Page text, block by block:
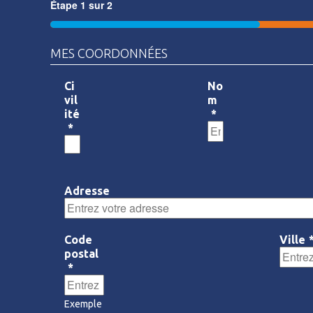
Étape 1 sur2
50%
MES COORDONNÉES
Ci
vil
ité
*
No
m
*
Adresse
Code
postal
*
Exemple
Ville